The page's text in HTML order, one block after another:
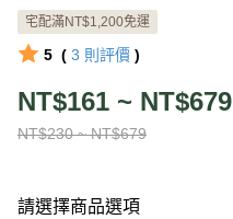
宅配滿NT$1,200免運
5 ( 3 則評價 )
NT$230 ~ NT$679
NT$161 ~ NT$679
請選擇商品選項